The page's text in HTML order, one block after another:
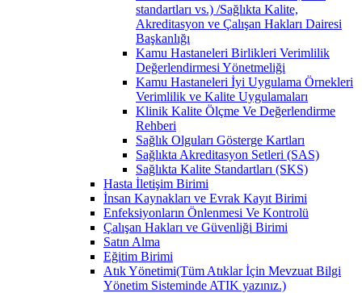
standartları vs.) /Sağlıkta Kalite,
Akreditasyon ve Çalışan Hakları Dairesi
Başkanlığı
Kamu Hastaneleri Birlikleri Verimlilik
Değerlendirmesi Yönetmeliği
Kamu Hastaneleri İyi Uygulama Örnekleri
Verimlilik ve Kalite Uygulamaları
Klinik Kalite Ölçme Ve Değerlendirme
Rehberi
Sağlık Olguları Gösterge Kartları
Sağlıkta Akreditasyon Setleri (SAS)
Sağlıkta Kalite Standartları (SKS)
Hasta İletişim Birimi
İnsan Kaynakları ve Evrak Kayıt Birimi
Enfeksiyonların Önlenmesi Ve Kontrolü
Çalışan Hakları ve Güvenliği Birimi
Satın Alma
Eğitim Birimi
Atık Yönetimi(Tüm Atıklar İçin Mevzuat Bilgi
Yönetim Sisteminde ATIK yazınız.)